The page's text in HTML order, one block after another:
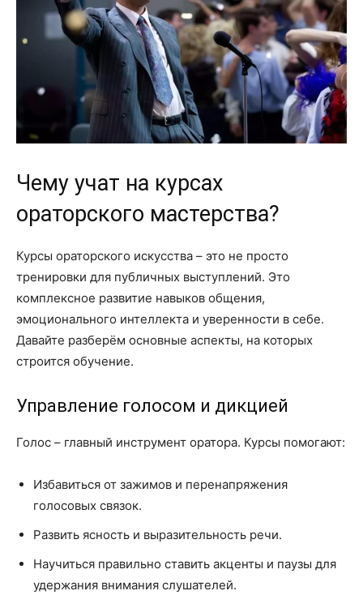
Чему учат на курсах
ораторского мастерства?
Курсы ораторского искусства – это не просто
тренировки для публичных выступлений. Это
комплексное развитие навыков общения,
эмоционального интеллекта и уверенности в себе.
Давайте разберём основные аспекты, на которых
строится обучение.
Управление голосом и дикцией
Голос – главный инструмент оратора. Курсы помогают:
Избавиться от зажимов и перенапряжения
голосовых связок.
Развить ясность и выразительность речи.
Научиться правильно ставить акценты и паузы для
удержания внимания слушателей.